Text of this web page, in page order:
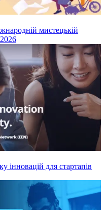
мистецькій
інновацій для стартапів